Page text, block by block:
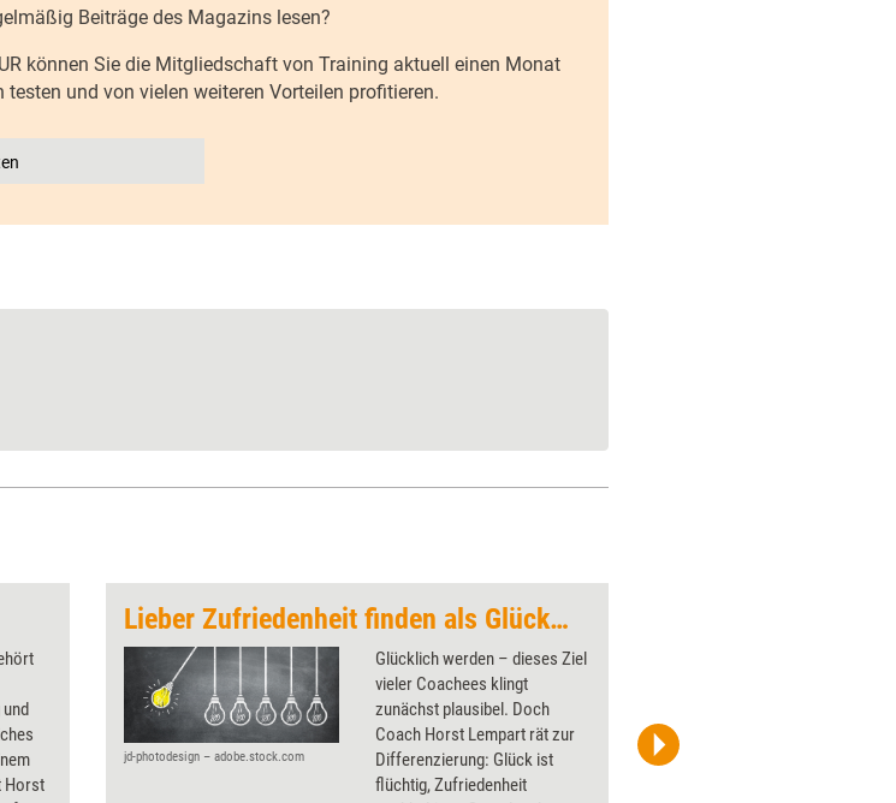
Beiträge des Magazins lesen?
können Sie die Mitgliedschaft von Training aktuell einen Monat
testen und von vielen weiteren Vorteilen profitieren.
Horst
Lieber Zufriedenheit finden als Glück suchen
jd-photodesign – adobe.stock.com
Glücklich werden – dieses Ziel
vieler Coachees klingt
zunächst plausibel. Doch
Coach Horst Lempart rät zur
Differenzierung: Glück ist
flüchtig, Zufriedenheit
iStock.com/Govindanmarudhai